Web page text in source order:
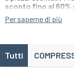
sconto fino al 60%
Maniche a
compressione
calcio, il basket, la
Per saperne di più
Tutti